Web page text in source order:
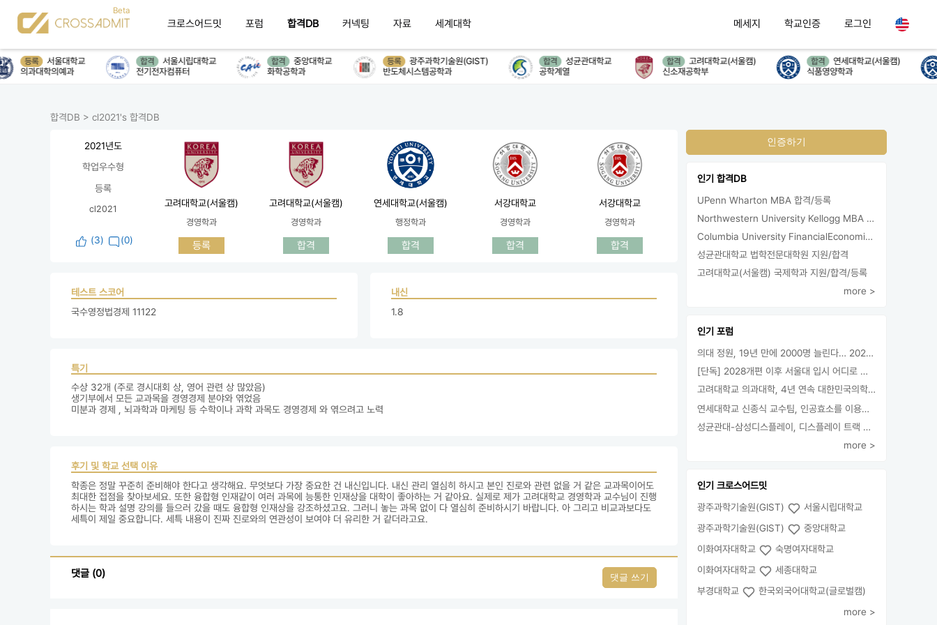
크로스어드밋 포럼 합격DB 커넥팅 자료 세계대학 메세지 학교인증 로그인
등록
서울대학교
의과대학의예과
합격
서울시립대학교
전기전자컴퓨터
합격
중앙대학교
화학공학과
등록
광주과학기술원(GIST)
반도체시스템공학과
합격
성균관대학교
공학계열
합격
고려대학교(서울캠)
신소재공학부
합격
연세대학교(서울캠)
식품영양학과
합격DB > cl2021's 합격DB
2021년도
학업우수형
등록
cl2021
(3) (0)
고려대학교(서울캠)
경영학과
등록
고려대학교(서울캠)
경영학과
합격
연세대학교(서울캠)
행정학과
합격
서강대학교
경영학과
합격
서강대학교
경영학과
합격
테스트 스코어
국수영정법경제 11122
내신
1.8
특기
수상 32개 (주로 경시대회 상, 영어 관련 상 많았음)
생기부에서 모든 교과목을 경영경제 분야와 엮었음
미분과 경제 , 뇌과학과 마케팅 등 수학이나 과학 과목도 경영경제 와 엮으려고 노력
후기 및 학교 선택 이유
학종은 정말 꾸준히 준비해야 한다고 생각해요. 무엇보다 가장 중요한 건 내신입니다. 내신 관리 열심히 하시고 본인 진로와 관련 없을 거 같은 교과목이어도
최대한 접점을 찾아보세요. 또한 융합형 인재같이 여러 과목에 능통한 인재상을 대학이 좋아하는 거 같아요. 실제로 제가 고려대학교 경영학과 교수님이 진행
하시는 학과 설명 강의를 들으러 갔을 때도 융합형 인재상을 강조하셨고요. 그러니 놓는 과목 없이 다 열심히 준비하시기 바랍니다. 아 그리고 비교과보다도
세특이 제일 중요합니다. 세특 내용이 진짜 진로와의 연관성이 보여야 더 유리한 거 같더라고요.
댓글 (0) 댓글 쓰기
인증하기
인기 합격DB
UPenn Wharton MBA 합격/등록
Northwestern University Kellogg MBA 합격
Columbia University FinancialEconomics 지원
성균관대학교 법학전문대학원 지원/합격
고려대학교(서울캠) 국제학과 지원/합격/등록
more >
인기 포럼
의대 정원, 19년 만에 2000명 늘린다… 2025년 입시부터 적용
[단독] 2028개편 이후 서울대 입시 어디로 갈까.. ‘정시40% 폐지 추진’
고려대학교 의과대학, 4년 연속 대한민국의학한림원 정회원 최다 배출 外
연세대학교 신종식 교수팀, 인공효소를 이용한 아민의 키랄전환 세계 최초로 성공
성균관대-삼성디스플레이, 디스플레이 트랙 운영 협약 체결
more >
인기 크로스어드밋
광주과학기술원(GIST)
서울시립대학교
광주과학기술원(GIST)
중앙대학교
이화여자대학교
숙명여자대학교
이화여자대학교
세종대학교
부경대학교
한국외국어대학교(글로벌캠)
more >